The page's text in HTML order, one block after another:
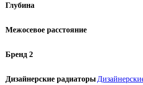
Глубина
Межосевое расстояние
Бренд 2
Дизайнерские радиаторы